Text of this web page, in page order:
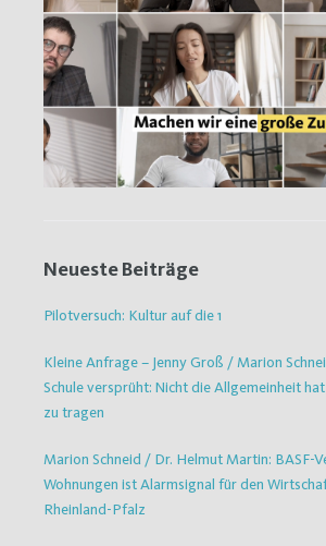
Neueste Beiträge
Pilotversuch: Kultur auf die 1
Kleine Anfrage – Jenny Groß / Marion
Schule versprüht: Nicht die Allgemeinheit
zu tragen
Marion Schneid / Dr. Helmut Martin: BASF-
Wohnungen ist Alarmsignal für den
Rheinland-Pfalz